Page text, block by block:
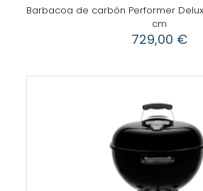
Barbacoa de carbón Performer
cm
729,00 €